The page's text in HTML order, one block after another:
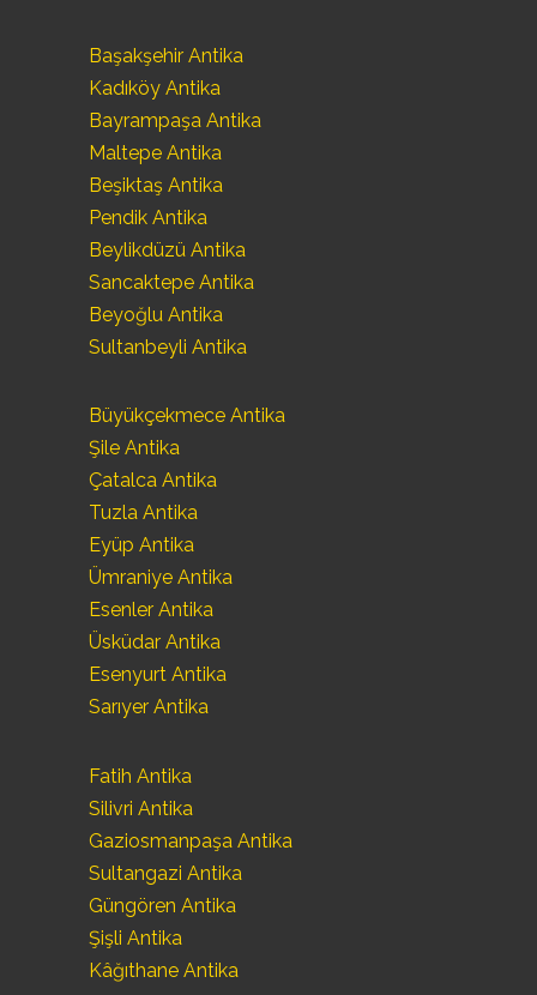
Başakşehir Antika
Kadıköy Antika
Bayrampaşa Antika
Maltepe Antika
Beşiktaş Antika
Pendik Antika
Beylikdüzü Antika
Sancaktepe Antika
Beyoğlu Antika
Sultanbeyli Antika
Büyükçekmece Antika
Şile Antika
Çatalca Antika
Tuzla Antika
Eyüp Antika
Ümraniye Antika
Esenler Antika
Üsküdar Antika
Esenyurt Antika
Sarıyer Antika
Fatih Antika
Silivri Antika
Gaziosmanpaşa Antika
Sultangazi Antika
Güngören Antika
Şişli Antika
Kâğıthane Antika